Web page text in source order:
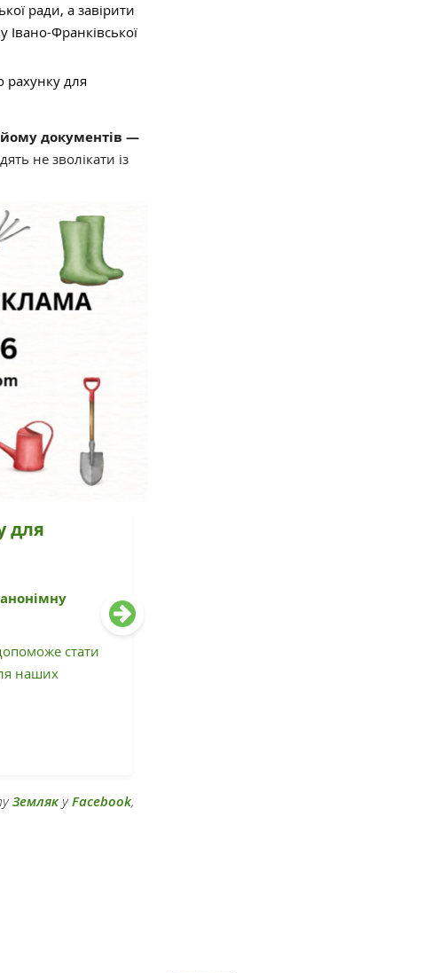
ради, а завірити
Івано-Франківської
рахунку для
документів —
не зволікати із
для
анонімну
стати
наших
ЗемлякуFacebook,